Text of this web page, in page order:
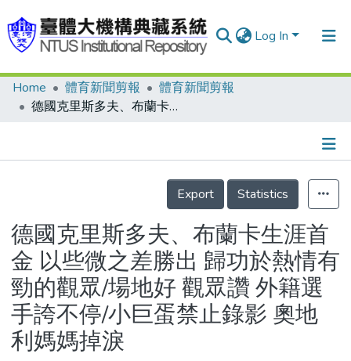
Log In
Communities & Collections
Statistics
Home 體育新聞剪報
體育新聞剪報
德國克里斯多夫、布蘭卡生涯首金 以些微之差勝出 歸功於熱情有勁的觀眾/場地好 觀眾讚 外籍選手誇不停/小巨蛋禁止錄影 奧地利媽媽掉淚
Details
Export
Statistics
德國克里斯多夫、布蘭卡生涯首
金 以些微之差勝出 歸功於熱情有
勁的觀眾/場地好 觀眾讚 外籍選
手誇不停/小巨蛋禁止錄影 奧地
利媽媽掉淚